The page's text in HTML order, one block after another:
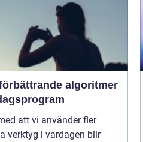
algoritmer
att vi använder fler
verktyg i vardagen blir